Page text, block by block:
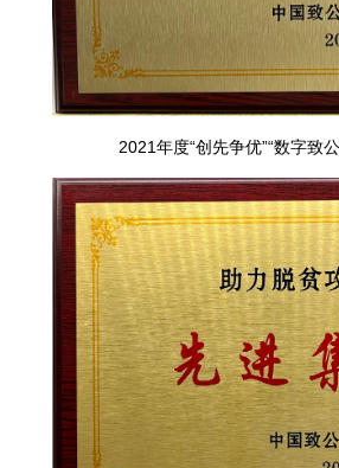
2021年度“创先争优”“数字致